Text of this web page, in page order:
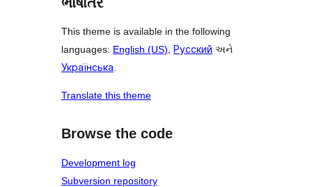
This theme is available in the following
languages: English (US), Русский અને
Українська.
Translate this theme
Browse the code
Development log
Subversion repository